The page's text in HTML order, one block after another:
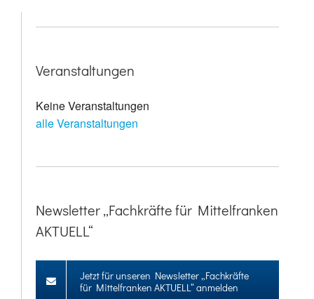
Veranstaltungen
Keine Veranstaltungen
alle Veranstaltungen
Newsletter „Fachkräfte für Mittelfranken
AKTUELL“
Jetzt für unseren Newsletter „Fachkräfte
für Mittelfranken AKTUELL“ anmelden